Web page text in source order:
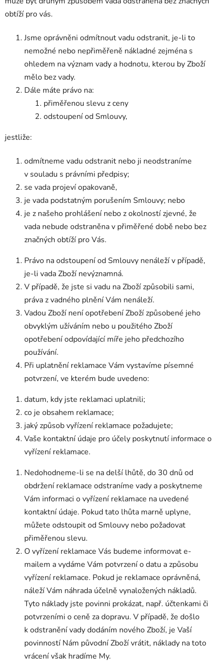
obtíží pro vás.
Jsme oprávněni odmítnout vadu odstranit, je-li to
nemožné nebo nepřiměřeně nákladné zejména s
ohledem na význam vady a hodnotu, kterou by Zboží
mělo bez vady.
Dále máte právo na:
přiměřenou slevu z ceny
odstoupení od Smlouvy,
jestliže:
odmítneme vadu odstranit nebo ji neodstraníme
v souladu s právními předpisy;
se vada projeví opakovaně,
je vada podstatným porušením Smlouvy; nebo
je z našeho prohlášení nebo z okolností zjevné, že
vada nebude odstraněna v přiměřené době nebo bez
značných obtíží pro Vás.
Právo na odstoupení od Smlouvy nenáleží v případě,
je-li vada Zboží nevýznamná.
V případě, že jste si vadu na Zboží způsobili sami,
práva z vadného plnění Vám nenáleží.
Vadou Zboží není opotřebení Zboží způsobené jeho
obvyklým užíváním nebo u použitého Zboží
opotřebení odpovídající míře jeho předchozího
používání.
Při uplatnění reklamace Vám vystavíme písemné
potvrzení, ve kterém bude uvedeno:
datum, kdy jste reklamaci uplatnili;
co je obsahem reklamace;
jaký způsob vyřízení reklamace požadujete;
Vaše kontaktní údaje pro účely poskytnutí informace o
vyřízení reklamace.
Nedohodneme-li se na delší lhůtě, do 30 dnů od
obdržení reklamace odstraníme vady a poskytneme
Vám informaci o vyřízení reklamace na uvedené
kontaktní údaje. Pokud tato lhůta marně uplyne,
můžete odstoupit od Smlouvy nebo požadovat
přiměřenou slevu.
O vyřízení reklamace Vás budeme informovat e-
mailem a vydáme Vám potvrzení o datu a způsobu
vyřízení reklamace. Pokud je reklamace oprávněná,
náleží Vám náhrada účelně vynaložených nákladů.
Tyto náklady jste povinni prokázat, např. účtenkami či
potvrzeními o ceně za dopravu. V případě, že došlo
k odstranění vady dodáním nového Zboží, je Vaší
povinností Nám původní Zboží vrátit, náklady na toto
vrácení však hradíme My.